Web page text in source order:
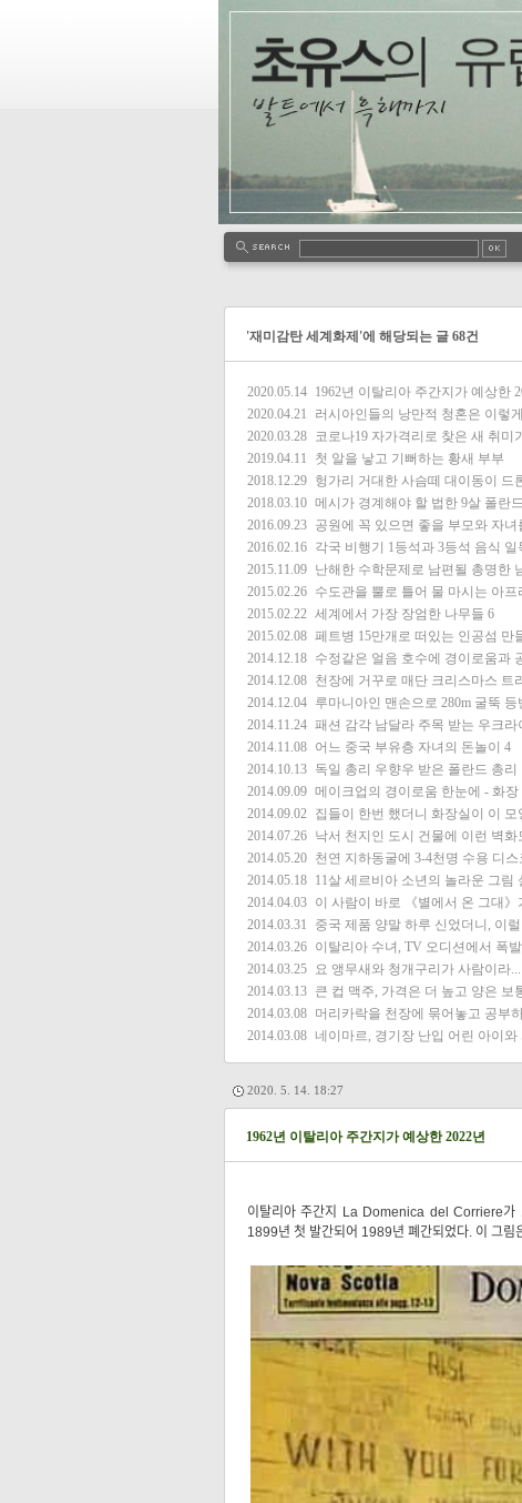
'재미감탄 세계화제'에 해당되는 글 68건
2020.05.14 1962년 이탈리아 주간지가 예상한
2020.04.21
러시아인들의 낭만적 청혼은 이렇
2020.03.28 코로나19 자가격리로 찾은 새 취미
2019.04.11
첫 알을 낳고 기뻐하는 황새 부부
2018.12.29 헝가리 거대한 사슴떼 대이동이 드
2018.03.10 메시가 경계해야 할 법한 9살 폴란
2016.09.23 공원에 꼭 있으면 좋을 부모와 자녀
2016.02.16 각국 비행기 1등석과 3등석 음식 일
2015.11.09 난해한 수학문제로 남편될 총명한
2015.02.26 수도관을 뿔로 틀어 물 마시는 아프
2015.02.22 세계에서 가장 장엄한 나무들 6
2015.02.08 페트병 15만개로 떠있는 인공섬 만
2014.12.18 수정같은 얼음 호수에 경이로움과
2014.12.08 천장에 거꾸로 매단 크리스마스 트
2014.12.04 루마니아인 맨손으로 280m 굴뚝 등
2014.11.24 패션 감각 남달라 주목 받는 우크라
2014.11.08 어느 중국 부유층 자녀의 돈놀이 4
2014.10.13 독일 총리 우향우 받은 폴란드 총리
2014.09.09 메이크업의 경이로움 한눈에 - 화장
2014.09.02 집들이 한번 했더니 화장실이 이 모
2014.07.26 낙서 천지인 도시 건물에 이런 벽화
2014.05.20 천연 지하동굴에 3-4천명 수용 디스
2014.05.18 11살 세르비아 소년의 놀라운 그림
2014.04.03 이 사람이 바로 《별에서 온 그대》
2014.03.31
중국 제품 양말 하루 신었더니, 이럴
2014.03.26 이탈리아 수녀, TV 오디션에서 폭
2014.03.25 요 앵무새와 청개구리가 사람이라
2014.03.13 큰 컵 맥주, 가격은 더 높고 양은 보
2014.03.08 머리카락을 천장에 묶어놓고 공부
2014.03.08 네이마르, 경기장 난입 어린 아이와
2020. 5. 14. 18:27
1962년 이탈리아 주간지가 예상한 2022년
이탈리아 주간지 La Domenica del Corriere가
1899년 첫 발간되어 1989년 폐간되었다. 이 그